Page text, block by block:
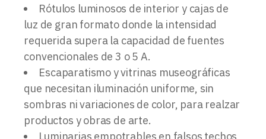
Rótulos luminosos de interior y cajas de
luz de gran formato donde la intensidad
requerida supera la capacidad de fuentes
convencionales de 3 o 5 A.
Escaparatismo y vitrinas museográficas
que necesitan iluminación uniforme, sin
sombras ni variaciones de color, para realzar
productos y obras de arte.
Luminarias empotrables en falsos techos